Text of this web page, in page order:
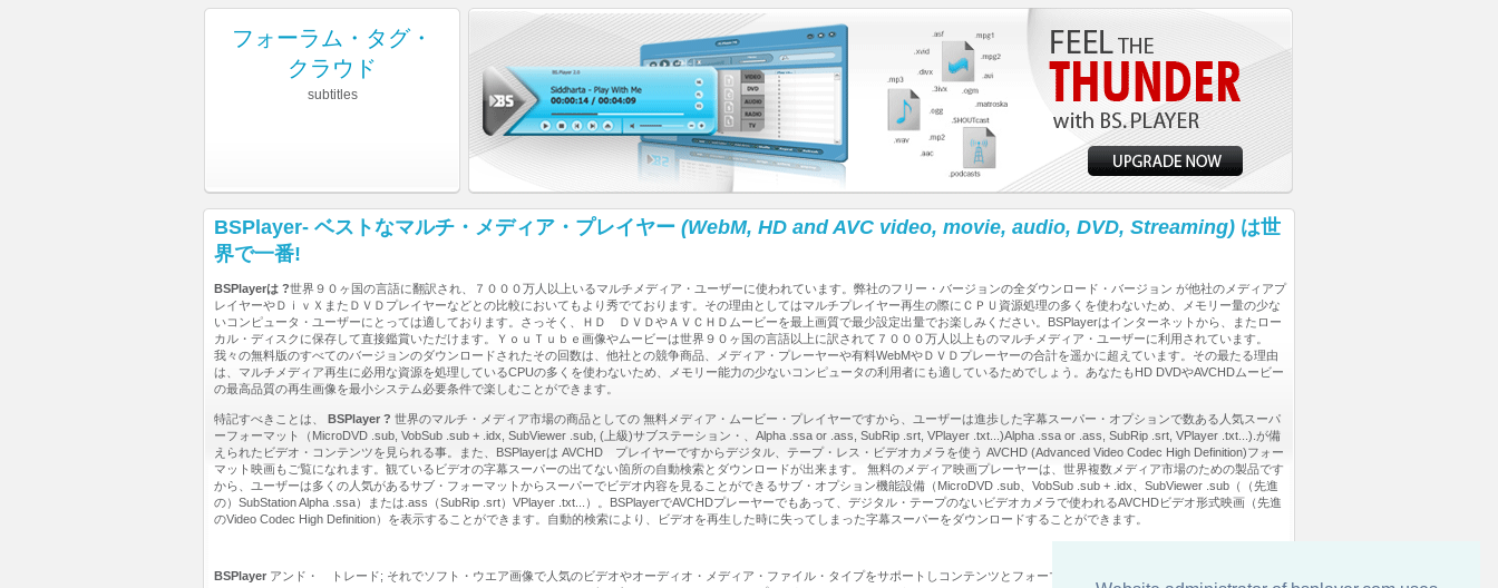
フォーラム・タグ・
クラウド
subtitles
BSPlayer- ベストなマルチ・メディア・プレイヤー (WebM, HD and AVC video, movie, audio, DVD, Streaming) は世
界で一番!
BSPlayerは ?世界９０ヶ国の言語に翻訳され、７０００万人以上いるマルチメディア・ユーザーに使われています。弊社のフリー・バージョンの全ダウンロード・バージョン が他社のメディアプ
レイヤーやＤｉｖＸまたＤＶＤプレイヤーなどとの比較においてもより秀でております。その理由としてはマルチプレイヤー再生の際にＣＰＵ資源処理の多くを使わないため、メモリー量の少な
いコンピュータ・ユーザーにとっては適しております。さっそく、ＨＤ ＤＶＤやＡＶＣＨＤムービーを最上画質で最少設定出量でお楽しみください。BSPlayerはインターネットから、またロー
カル・ディスクに保存して直接鑑賞いただけます。ＹｏｕＴｕｂｅ画像やムービーは世界９０ヶ国の言語以上に訳されて７０００万人以上ものマルチメディア・ユーザーに利用されています。
我々の無料版のすべてのバージョンのダウンロードされたその回数は、他社との競争商品、メディア・プレーヤーや有料WebMやＤＶＤプレーヤーの合計を遥かに超えています。その最たる理由
は、マルチメディア再生に必用な資源を処理しているCPUの多くを使わないため、メモリー能力の少ないコンピュータの利用者にも適しているためでしょう。あなたもHD DVDやAVCHDムービー
の最高品質の再生画像を最小システム必要条件で楽しむことができます。
特記すべきことは、 BSPlayer ? 世界のマルチ・メディア市場の商品としての 無料メディア・ムービー・プレイヤーですから、ユーザーは進歩した字幕スーパー・オプションで数ある人気スーパ
ーフォーマット（MicroDVD .sub, VobSub .sub + .idx, SubViewer .sub, (上級)サブステーション・、Alpha .ssa or .ass, SubRip .srt, VPlayer .txt...)Alpha .ssa or .ass, SubRip .srt, VPlayer .txt...).が備
えられたビデオ・コンテンツを見られる事。また、BSPlayerは AVCHD プレイヤーですからデジタル、テープ・レス・ビデオカメラを使う AVCHD (Advanced Video Codec High Definition)フォー
マット映画もご覧になれます。観ているビデオの字幕スーパーの出てない箇所の自動検索とダウンロードが出来ます。 無料のメディア映画プレーヤーは、世界複数メディア市場のための製品です
から、ユーザーは多くの人気があるサブ・フォーマットからスーパーでビデオ内容を見ることができるサブ・オプション機能設備（MicroDVD .sub、VobSub .sub + .idx、SubViewer .sub（（先進
の）SubStation Alpha .ssa）または.ass（SubRip .srt）VPlayer .txt...）。BSPlayerでAVCHDプレーヤーでもあって、デジタル・テープのないビデオカメラで使われるAVCHDビデオ形式映画（先進
のVideo Codec High Definition）を表示することができます。自動的検索により、ビデオを再生した時に失ってしまった字幕スーパーをダウンロードすることができます。
BSPlayer アンド・ トレード; それでソフト・ウエア画像で人気のビデオやオーディオ・メディア・ファイル・タイプをサポートしコンテンツとフォーマットを実行する、つまり: